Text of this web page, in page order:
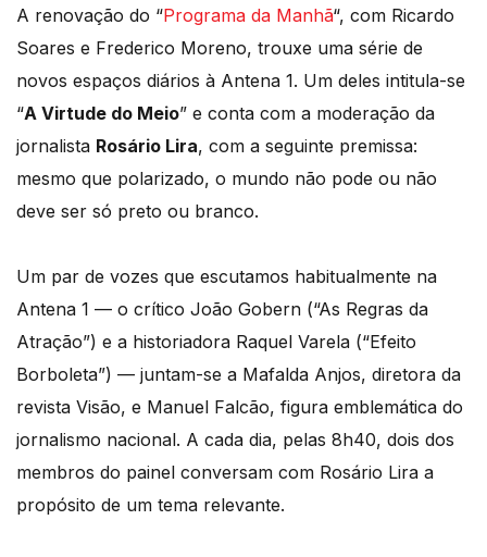
A renovação do “Programa da Manhã“, com Ricardo
Soares e Frederico Moreno, trouxe uma série de
novos espaços diários à Antena 1. Um deles intitula-se
“A Virtude do Meio” e conta com a moderação da
jornalista Rosário Lira, com a seguinte premissa:
mesmo que polarizado, o mundo não pode ou não
deve ser só preto ou branco.
Um par de vozes que escutamos habitualmente na
Antena 1 — o crítico João Gobern (“As Regras da
Atração”) e a historiadora Raquel Varela (“Efeito
Borboleta”) — juntam-se a Mafalda Anjos, diretora da
revista Visão, e Manuel Falcão, figura emblemática do
jornalismo nacional. A cada dia, pelas 8h40, dois dos
membros do painel conversam com Rosário Lira a
propósito de um tema relevante.